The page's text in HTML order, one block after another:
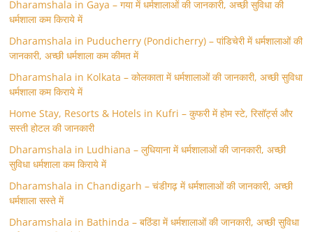
Dharamshala in Gaya – गया में धर्मशालाओं की जानकारी, अच्छी सुविधा की
धर्मशाला कम किराये में
Dharamshala in Puducherry (Pondicherry) – पांडिचेरी में धर्मशालाओं की
जानकारी, अच्छी धर्मशाला कम कीमत में
Dharamshala in Kolkata – कोलकाता में धर्मशालाओं की जानकारी, अच्छी सुविधा
धर्मशाला कम किराये में
Home Stay, Resorts & Hotels in Kufri – कुफरी में होम स्‍टे, रिसॉर्ट्स और
सस्ती होटल की जानकारी
Dharamshala in Ludhiana – लुधियाना में धर्मशालाओं की जानकारी, अच्छी
सुविधा धर्मशाला कम किराये में
Dharamshala in Chandigarh – चंडीगढ़ में धर्मशालाओं की जानकारी, अच्छी
धर्मशाला सस्ते में
Dharamshala in Bathinda – बठिंडा में धर्मशालाओं की जानकारी, अच्छी सुविधा